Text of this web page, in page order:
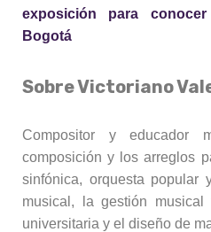
exposición para
Bogotá
Sobre Victoriano
Compositor y educador
composición y los arreglos
sinfónica, orquesta popular
musical, la gestión
universitaria y el diseño de